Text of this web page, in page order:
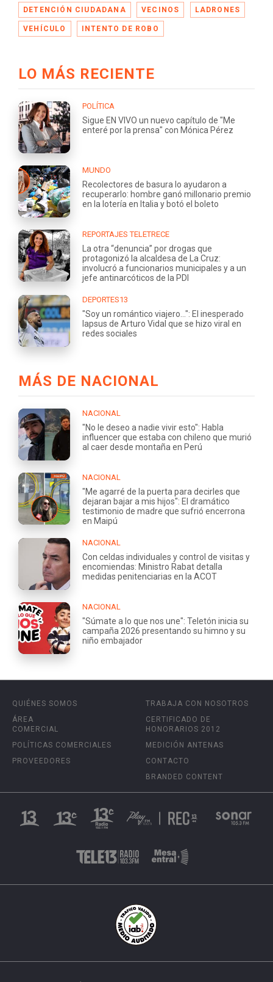
DETENCIÓN CIUDADANA VECINOS LADRONES
VEHÍCULO INTENTO DE ROBO
LO MÁS RECIENTE
POLÍTICA
Sigue EN VIVO un nuevo capítulo de "Me
enteré por la prensa" con Mónica Pérez
MUNDO
Recolectores de basura lo ayudaron a
recuperarlo: hombre ganó millonario premio
en la lotería en Italia y botó el boleto
REPORTAJES TELETRECE
La otra “denuncia” por drogas que
protagonizó la alcaldesa de La Cruz:
involucró a funcionarios municipales y a un
jefe antinarcóticos de la PDI
DEPORTES13
"Soy un romántico viajero...": El inesperado
lapsus de Arturo Vidal que se hizo viral en
redes sociales
MÁS DE NACIONAL
NACIONAL
"No le deseo a nadie vivir esto": Habla
influencer que estaba con chileno que murió
al caer desde montaña en Perú
NACIONAL
"Me agarré de la puerta para decirles que
dejaran bajar a mis hijos": El dramático
testimonio de madre que sufrió encerrona
en Maipú
NACIONAL
Con celdas individuales y control de visitas y
encomiendas: Ministro Rabat detalla
medidas penitenciarias en la ACOT
NACIONAL
"Súmate a lo que nos une": Teletón inicia su
campaña 2026 presentando su himno y su
niño embajador
QUIÉNES SOMOS
ÁREA
COMERCIAL
POLÍTICAS COMERCIALES
PROVEEDORES
TRABAJA CON NOSOTROS
CERTIFICADO DE
HONORARIOS 2012
MEDICIÓN ANTENAS
CONTACTO
BRANDED CONTENT